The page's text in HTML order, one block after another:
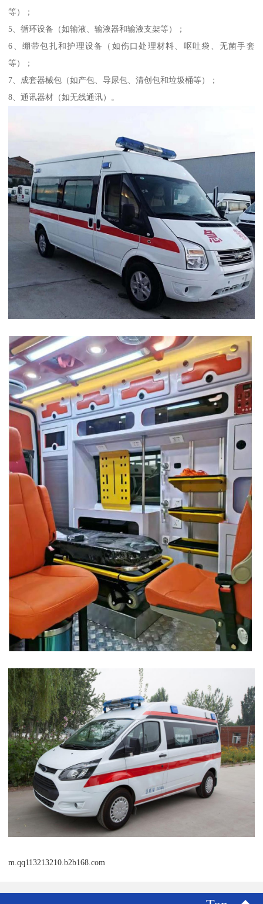
等）；
5、循环设备（如输液、输液器和输液支架等）；
6、绷带包扎和护理设备（如伤口处理材料、呕吐袋、无菌手套
等）；
7、成套器械包（如产包、导尿包、清创包和垃圾桶等）；
8、通讯器材（如无线通讯）。
m.qq113213210.b2b168.com